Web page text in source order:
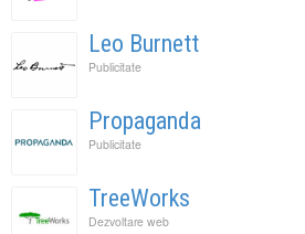
Leo Burnett
Publicitate
Propaganda
Publicitate
TreeWorks
Dezvoltare web